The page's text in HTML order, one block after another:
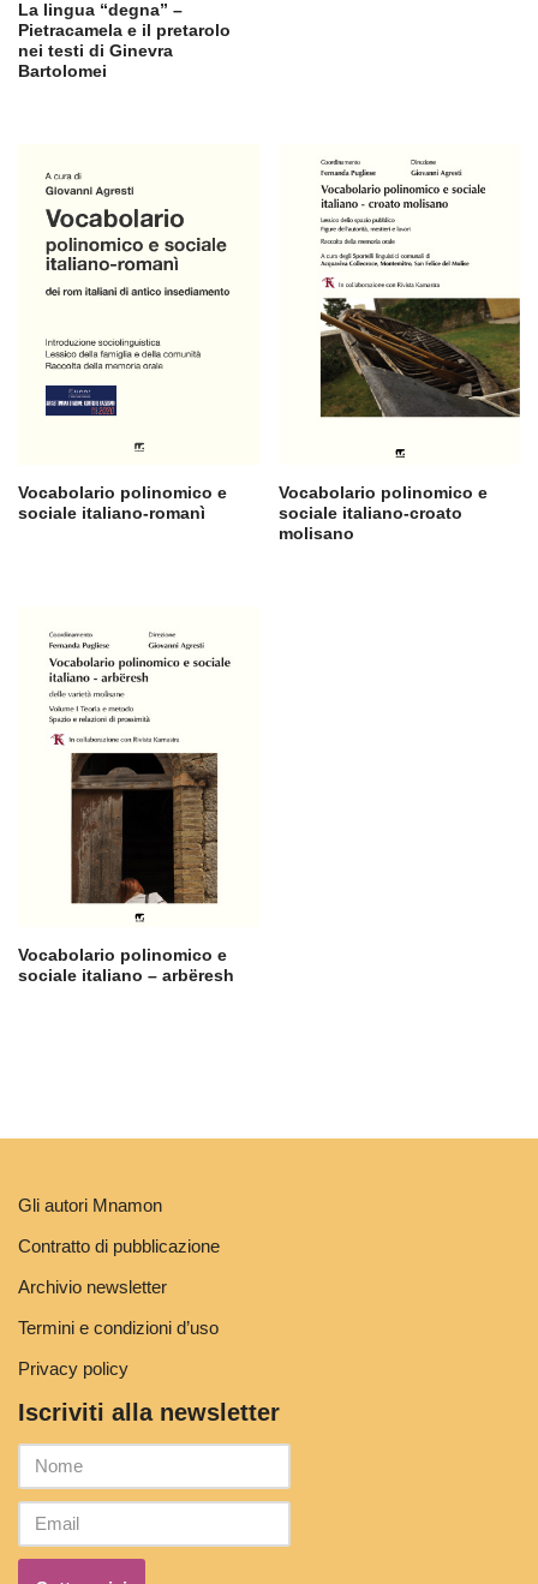
La lingua “degna” –
Pietracamela e il pretarolo
nei testi di Ginevra
Bartolomei
Vocabolario polinomico e
sociale italiano-romanì
Vocabolario polinomico e
sociale italiano-croato
molisano
Vocabolario polinomico e
sociale italiano – arbëresh
Gli autori Mnamon
Contratto di pubblicazione
Archivio newsletter
Termini e condizioni d’uso
Privacy policy
Iscriviti alla newsletter